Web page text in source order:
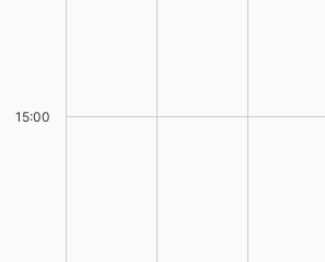
15:00